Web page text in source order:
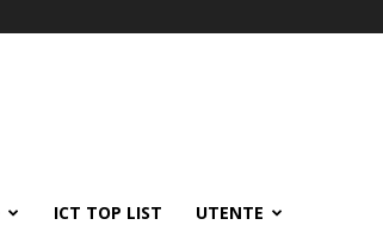
ICT TOP LIST UTENTE